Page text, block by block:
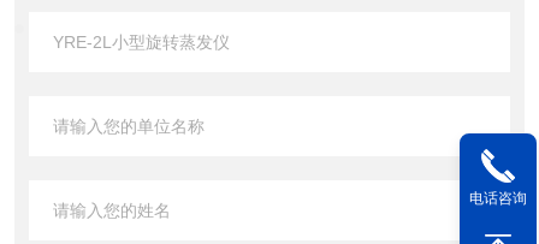
电话咨询